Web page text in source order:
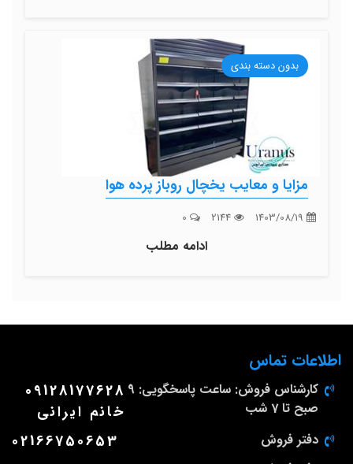
بدون دسته بندی
مزایا و معایب یخچال روباز پرده هوا
ادامه مطلب
اطلاعات تماس
کارشناس فروش: ساعت پاسخگویی: 9
صبح تا 7 شب
09128177628
خانم ایرانی
دفتر فروش 02166750653